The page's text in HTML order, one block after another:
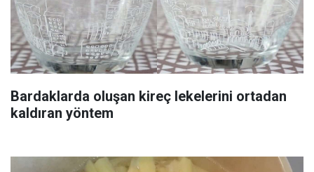
Bardaklarda oluşan kireç lekelerini ortadan
kaldıran yöntem